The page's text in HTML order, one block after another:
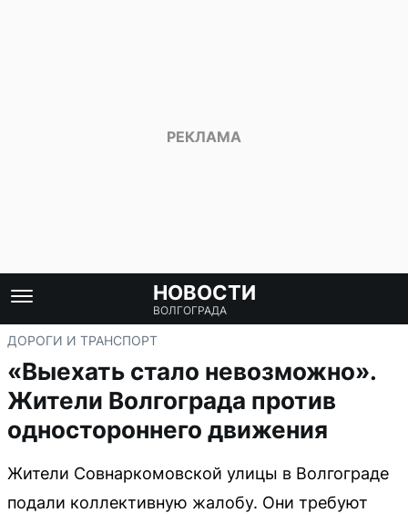
НОВОСТИ
ВОЛГОГРАДА
ДОРОГИ И ТРАНСПОРТ
«Выехать стало невозможно».
Жители Волгограда против
одностороннего движения
Жители Совнаркомовской улицы в Волгограде
подали коллективную жалобу. Они требуют